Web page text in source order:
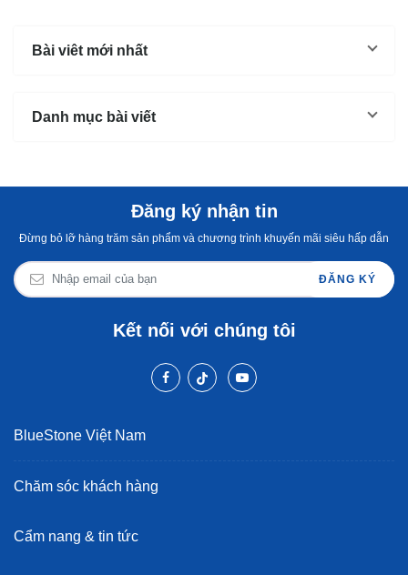
Bài viêt mới nhất
Danh mục bài viết
Đăng ký nhận tin
Đừng bỏ lỡ hàng trăm sản phẩm và chương trình khuyến mãi siêu hấp dẫn
ĐĂNG KÝ
Kết nối với chúng tôi
BlueStone Việt Nam
Chăm sóc khách hàng
Cẩm nang & tin tức